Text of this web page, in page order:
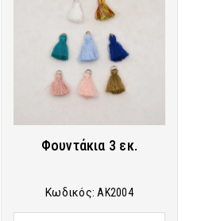
Φουντάκια 3 εκ.
Κωδικός: AK2004